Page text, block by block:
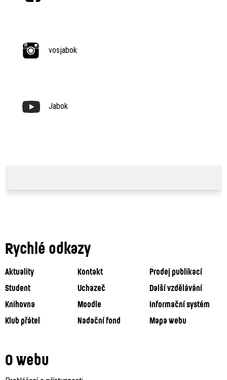
vosjabok
Jabok
Rychlé odkazy
Aktuality Kontakt
Prodej publikací
Student
Uchazeč
Další vzdělávání
Knihovna
Moodle
Informační systém
Klub přátel
Nadační fond Mapa webu
O webu